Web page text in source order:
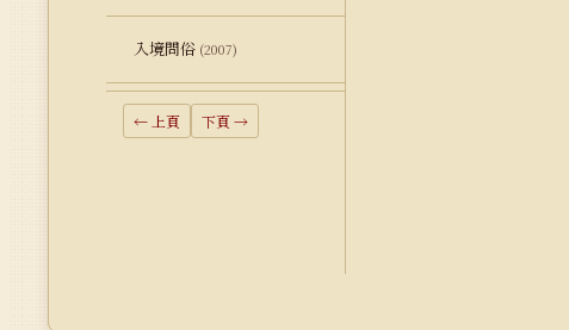
入境問俗 (2007)
← 上頁 下頁 →